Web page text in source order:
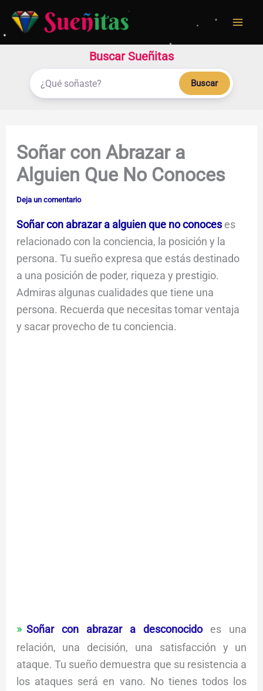
contenido
Buscar Sueñitas
Buscar
Soñar con Abrazar a
Alguien Que No Conoces
Deja un comentario
Soñar con abrazar a alguien que no conoceses
relacionado con la conciencia, la posición y la
persona. Tu sueño expresa que estás destinado
a una posición de poder, riqueza y prestigio.
Admiras algunas cualidades que tiene una
persona. Recuerda que necesitas tomar ventaja
y sacar provecho de tu conciencia.
Soñar con abrazar a desconocidoes una
relación, una decisión, una satisfacción y un
ataque. Tu sueño demuestra que su resistencia a
los ataques será en vano. No tienes todos los